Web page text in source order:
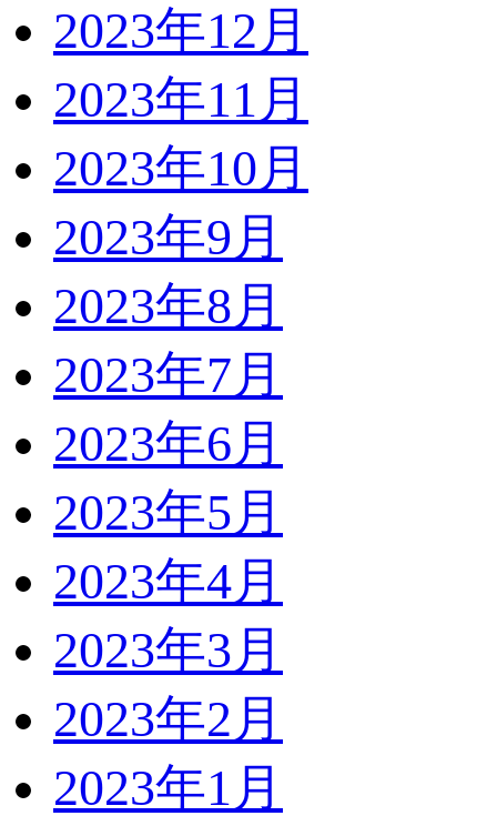
2023年12月
2023年11月
2023年10月
2023年9月
2023年8月
2023年7月
2023年6月
2023年5月
2023年4月
2023年3月
2023年2月
2023年1月